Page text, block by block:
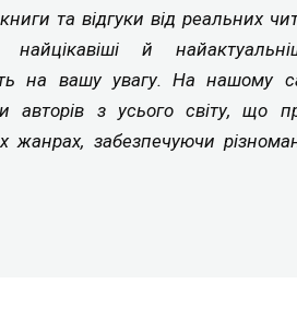
та відгуки від реальних
найцікавіші й
на вашу увагу. На нашому
авторів з усього світу, що
жанрах, забезпечуючи